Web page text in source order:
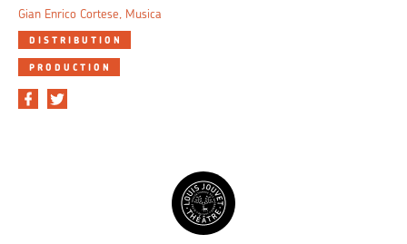
Gian Enrico Cortese, Musica
DISTRIBUTION
PRODUCTION